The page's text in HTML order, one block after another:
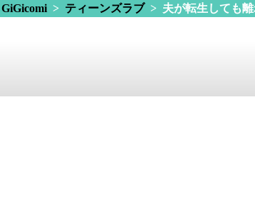
GiGicomi> ティーンズラブ> 夫が転生しても離